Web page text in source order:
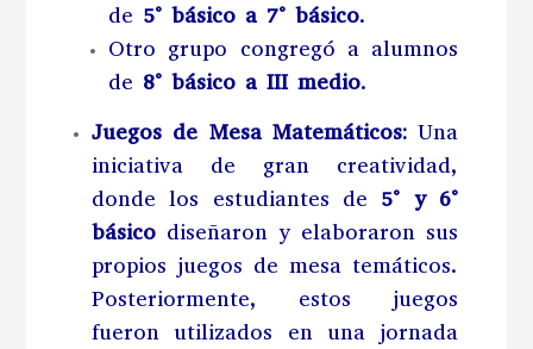
de 5° básico a 7° básico.
Otro grupo congregó a alumnos
de 8° básico a III medio.
Juegos de Mesa Matemáticos:Una
iniciativa de gran creatividad,
donde los estudiantes de 5° y 6°
básicodiseñaron y elaboraron sus
propios juegos de mesa temáticos.
Posteriormente, estos juegos
fueron utilizados en una jornada